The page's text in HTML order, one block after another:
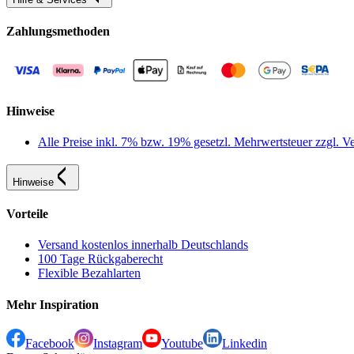
Zahlungsmethoden
Hinweise
Alle Preise inkl. 7% bzw. 19% gesetzl. Mehrwertsteuer zzgl.
Hinweise
Vorteile
Versand kostenlos innerhalb Deutschlands
100 Tage Rückgaberecht
Flexible Bezahlarten
Mehr Inspiration
Facebook Instagram Youtube
Linkedin